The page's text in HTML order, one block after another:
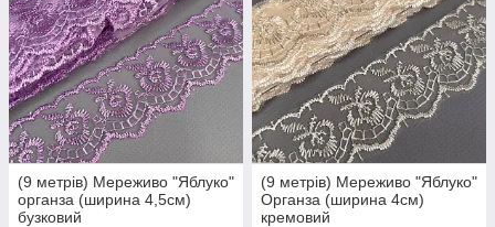
(9 метрів) Мереживо "Яблуко"
органза (ширина 4,5см)
бузковий
(9 метрів) Мереживо "Яблуко"
Органза (ширина 4см)
кремовий